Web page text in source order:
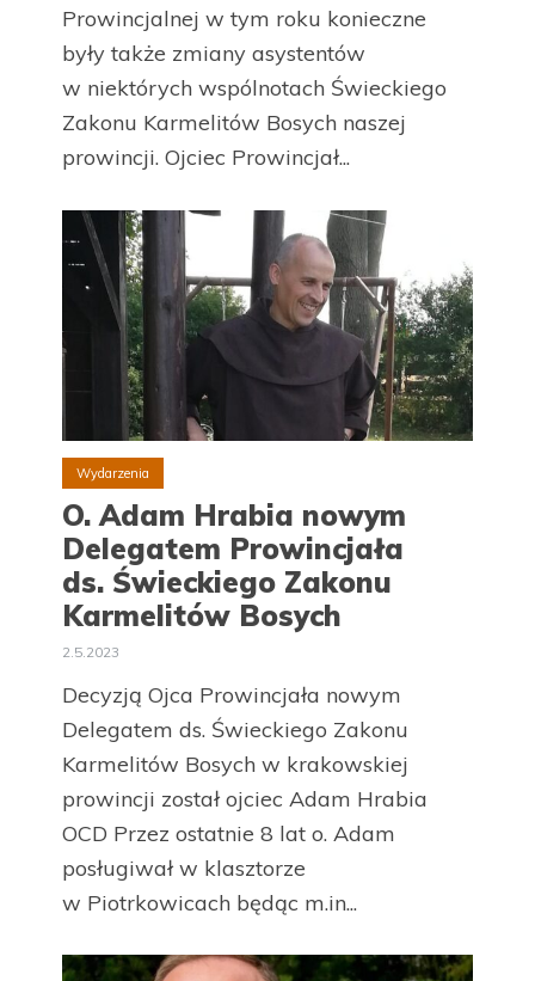
Prowincjalnej w tym roku konieczne
były także zmiany asystentów
w niektórych wspólnotach Świeckiego
Zakonu Karmelitów Bosych naszej
prowincji. Ojciec Prowincjał...
Wydarzenia
O. Adam Hrabia nowym
Delegatem Prowincjała
ds. Świeckiego Zakonu
Karmelitów Bosych
2.5.2023
Decyzją Ojca Prowincjała nowym
Delegatem ds. Świeckiego Zakonu
Karmelitów Bosych w krakowskiej
prowincji został ojciec Adam Hrabia
OCD Przez ostatnie 8 lat o. Adam
posługiwał w klasztorze
w Piotrkowicach będąc m.in...